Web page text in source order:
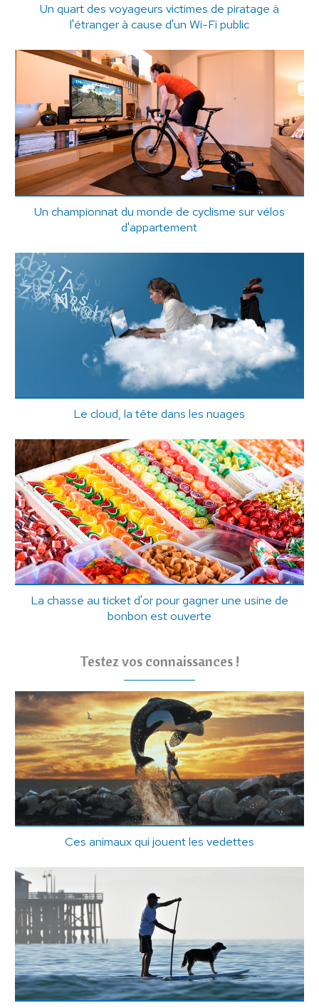
Un quart des voyageurs victimes de piratage à
l'étranger à cause d'un Wi-Fi public
Un championnat du monde de cyclisme sur vélos
d'appartement
Le cloud, la tête dans les nuages
La chasse au ticket d'or pour gagner une usine de
bonbon est ouverte
Testez vos connaissances !
Ces animaux qui jouent les vedettes